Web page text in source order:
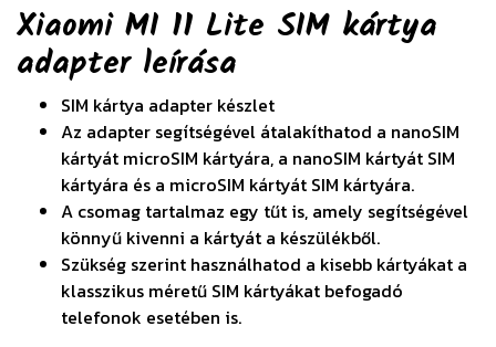
Xiaomi MI 11 Lite SIM kártya
adapter leírása
SIM kártya adapter készlet
Az adapter segítségével átalakíthatod a nanoSIM
kártyát microSIM kártyára, a nanoSIM kártyát SIM
kártyára és a microSIM kártyát SIM kártyára.
A csomag tartalmaz egy tűt is, amely segítségével
könnyű kivenni a kártyát a készülékből.
Szükség szerint használhatod a kisebb kártyákat a
klasszikus méretű SIM kártyákat befogadó
telefonok esetében is.